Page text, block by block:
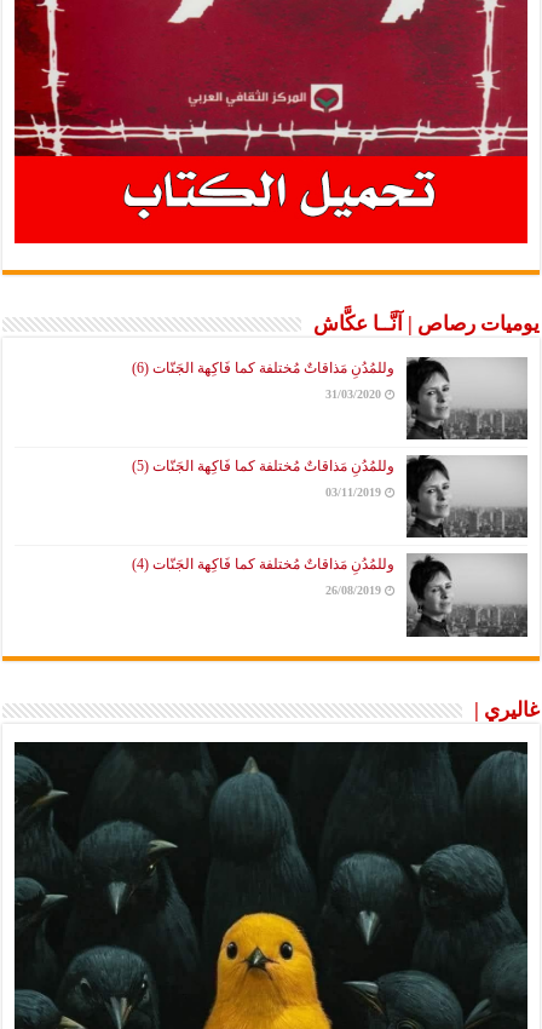
يوميات رصاص | آنَّــا عكَّاش
وللمُدُنِ مَذاقاتٌ مُختلفة كما فَاكِهة الجَنّات (6)
31/03/2020
وللمُدُنِ مَذاقاتٌ مُختلفة كما فَاكِهة الجَنّات (5)
03/11/2019
وللمُدُنِ مَذاقاتٌ مُختلفة كما فَاكِهة الجَنّات (4)
26/08/2019
غاليري |